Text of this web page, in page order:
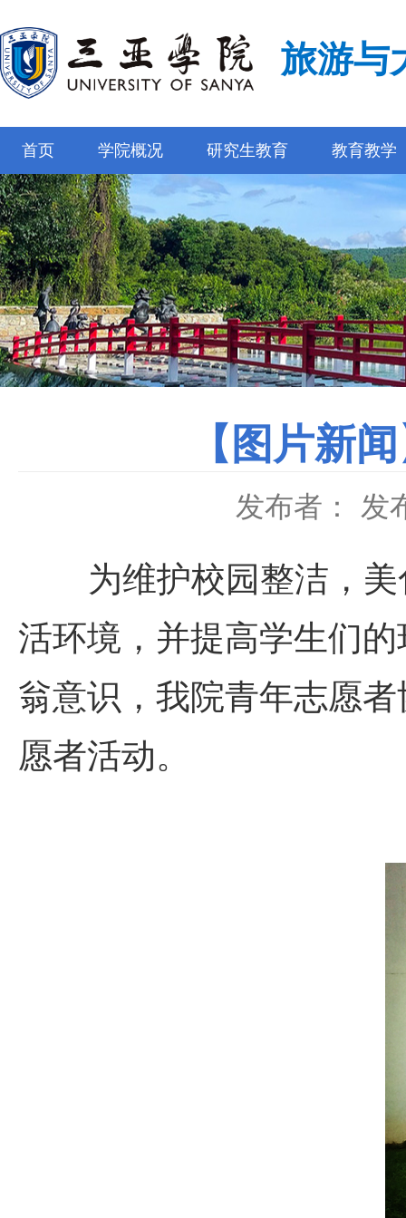
旅游与
首页 学院概况 研究生教育 教育教学
【图片新
发布者： 发
为维护校园整洁，美
活环境，并提高学生们
翁意识，我院青年志愿
愿者活动。